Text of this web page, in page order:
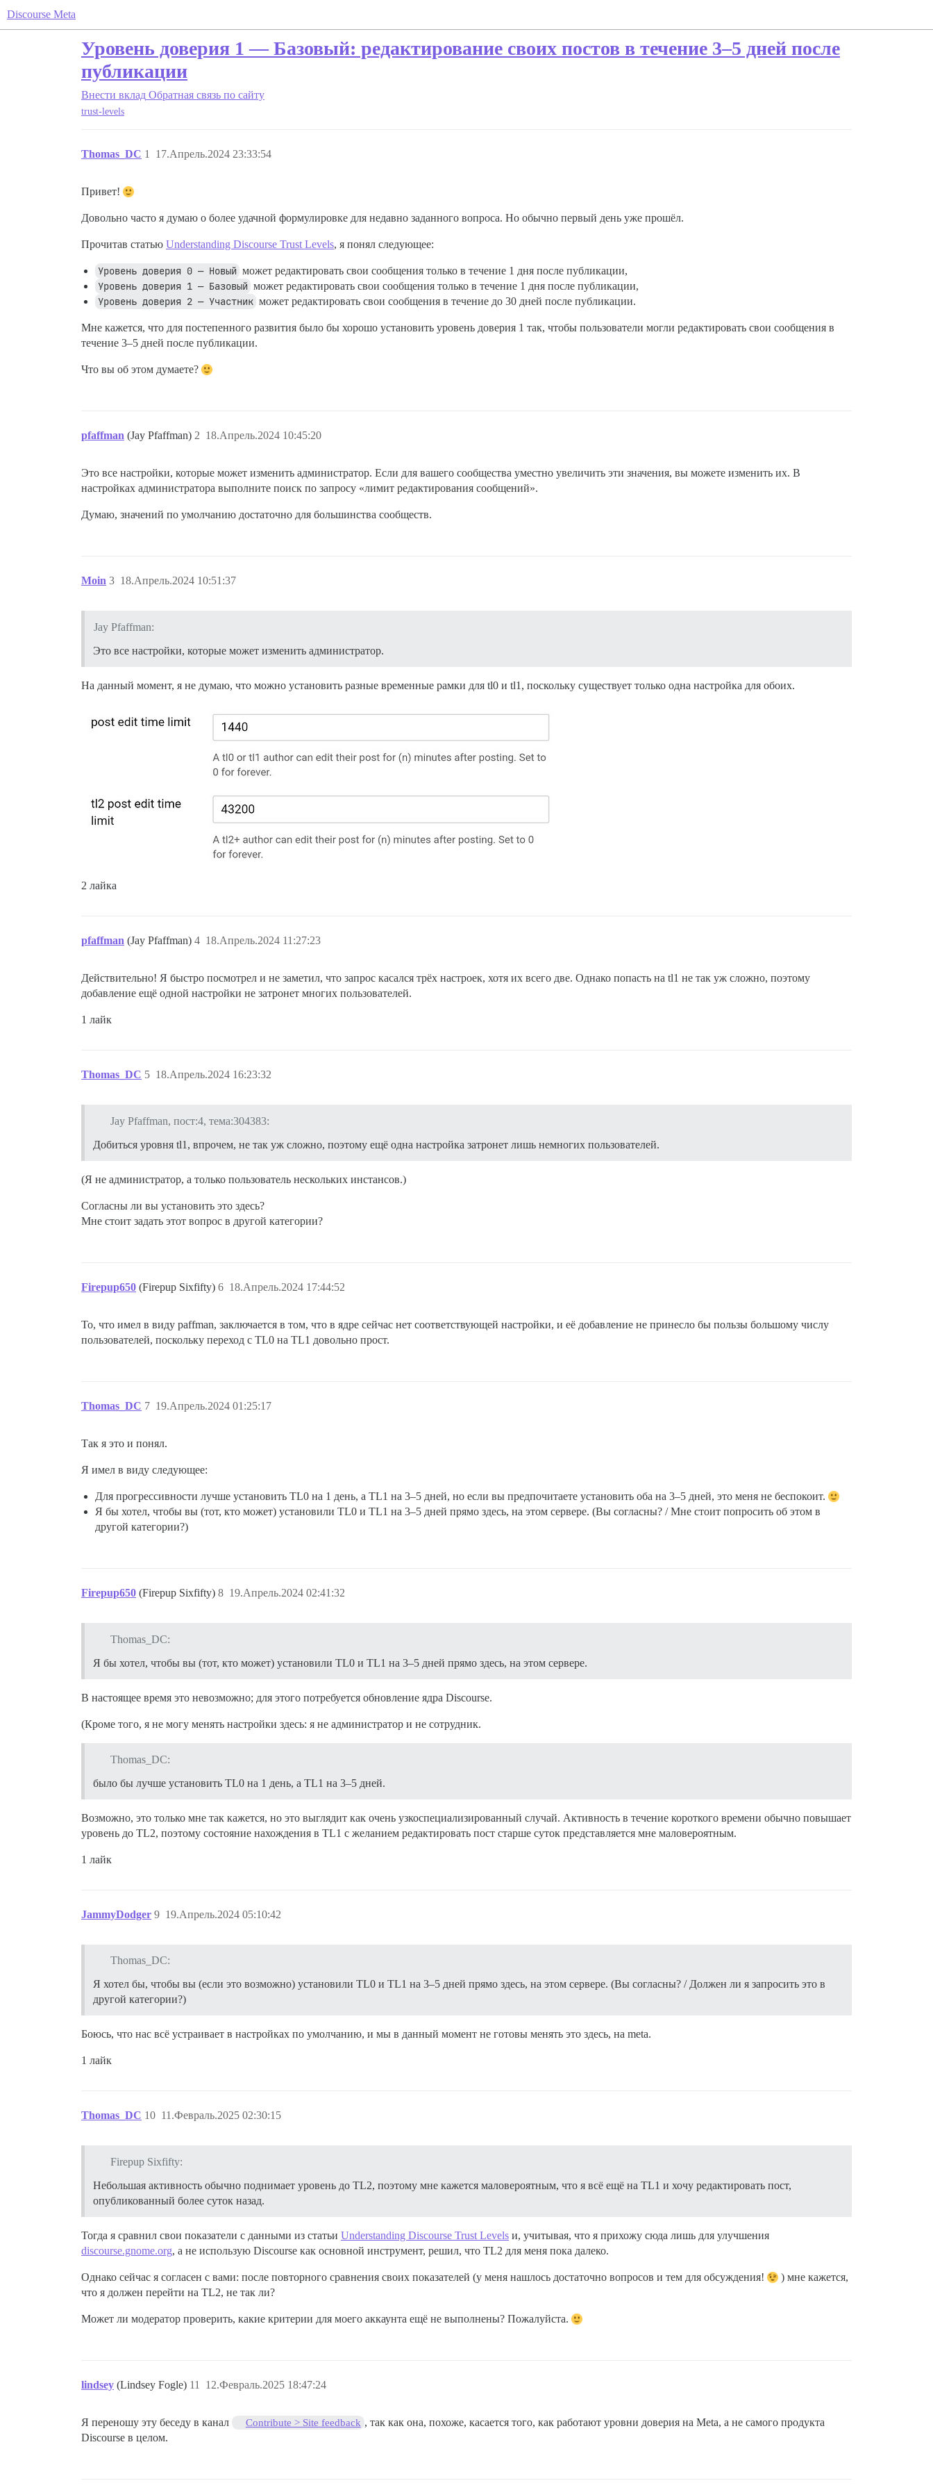
Discourse Meta
Уровень доверия 1 — Базовый: редактирование своих постов в течение 3–5 дней после
публикации
Внести вклад Обратная связь по сайту
trust-levels
Thomas_DC 17.Апрель.2024 23:33:54
1
Привет!
Довольно часто я думаю о более удачной формулировке для недавно заданного вопроса. Но обычно первый день уже прошёл.
Прочитав статью Understanding Discourse Trust Levels, я понял следующее:
Уровень доверия 0 — Новый может редактировать свои сообщения только в течение 1 дня после публикации,
Уровень доверия 1 — Базовый может редактировать свои сообщения только в течение 1 дня после публикации,
Уровень доверия 2 — Участник может редактировать свои сообщения в течение до 30 дней после публикации.
Мне кажется, что для постепенного развития было бы хорошо установить уровень доверия 1 так, чтобы пользователи могли редактировать свои сообщения в
течение 3–5 дней после публикации.
Что вы об этом думаете?
pfaffman (Jay Pfaffman) 18.Апрель.2024 10:45:20
2
Это все настройки, которые может изменить администратор. Если для вашего сообщества уместно увеличить эти значения, вы можете изменить их. В
настройках администратора выполните поиск по запросу «лимит редактирования сообщений».
Думаю, значений по умолчанию достаточно для большинства сообществ.
Moin 18.Апрель.2024 10:51:37
3
Jay Pfaffman:
Это все настройки, которые может изменить администратор.
На данный момент, я не думаю, что можно установить разные временные рамки для tl0 и tl1, поскольку существует только одна настройка для обоих.
2 лайка
pfaffman (Jay Pfaffman) 18.Апрель.2024 11:27:23
4
Действительно! Я быстро посмотрел и не заметил, что запрос касался трёх настроек, хотя их всего две. Однако попасть на tl1 не так уж сложно, поэтому
добавление ещё одной настройки не затронет многих пользователей.
1 лайк
Thomas_DC 18.Апрель.2024 16:23:32
5
Jay Pfaffman, пост:4, тема:304383:
Добиться уровня tl1, впрочем, не так уж сложно, поэтому ещё одна настройка затронет лишь немногих пользователей.
(Я не администратор, а только пользователь нескольких инстансов.)
Согласны ли вы установить это здесь?
Мне стоит задать этот вопрос в другой категории?
Firepup650 (Firepup Sixfifty) 18.Апрель.2024 17:44:52
6
То, что имел в виду paffman, заключается в том, что в ядре сейчас нет соответствующей настройки, и её добавление не принесло бы пользы большому числу
пользователей, поскольку переход с TL0 на TL1 довольно прост.
Thomas_DC 19.Апрель.2024 01:25:17
7
Так я это и понял.
Я имел в виду следующее:
Для прогрессивности лучше установить TL0 на 1 день, а TL1 на 3–5 дней, но если вы предпочитаете установить оба на 3–5 дней, это меня не беспокоит.
Я бы хотел, чтобы вы (тот, кто может) установили TL0 и TL1 на 3–5 дней прямо здесь, на этом сервере. (Вы согласны? / Мне стоит попросить об этом в
другой категории?)
Firepup650 (Firepup Sixfifty) 19.Апрель.2024 02:41:32
8
Thomas_DC:
Я бы хотел, чтобы вы (тот, кто может) установили TL0 и TL1 на 3–5 дней прямо здесь, на этом сервере.
В настоящее время это невозможно; для этого потребуется обновление ядра Discourse.
(Кроме того, я не могу менять настройки здесь: я не администратор и не сотрудник.
Thomas_DC:
было бы лучше установить TL0 на 1 день, а TL1 на 3–5 дней.
Возможно, это только мне так кажется, но это выглядит как очень узкоспециализированный случай. Активность в течение короткого времени обычно повышает
уровень до TL2, поэтому состояние нахождения в TL1 с желанием редактировать пост старше суток представляется мне маловероятным.
1 лайк
JammyDodger 19.Апрель.2024 05:10:42
9
Thomas_DC:
Я хотел бы, чтобы вы (если это возможно) установили TL0 и TL1 на 3–5 дней прямо здесь, на этом сервере. (Вы согласны? / Должен ли я запросить это в
другой категории?)
Боюсь, что нас всё устраивает в настройках по умолчанию, и мы в данный момент не готовы менять это здесь, на meta.
1 лайк
Thomas_DC 11.Февраль.2025 02:30:15
10
Firepup Sixfifty:
Небольшая активность обычно поднимает уровень до TL2, поэтому мне кажется маловероятным, что я всё ещё на TL1 и хочу редактировать пост,
опубликованный более суток назад.
Тогда я сравнил свои показатели с данными из статьи Understanding Discourse Trust Levels и, учитывая, что я прихожу сюда лишь для улучшения
discourse.gnome.org, а не использую Discourse как основной инструмент, решил, что TL2 для меня пока далеко.
Однако сейчас я согласен с вами: после повторного сравнения своих показателей (у меня нашлось достаточно вопросов и тем для обсуждения!
) мне кажется,
что я должен перейти на TL2, не так ли?
Может ли модератор проверить, какие критерии для моего аккаунта ещё не выполнены? Пожалуйста.
lindsey (Lindsey Fogle) 12.Февраль.2025 18:47:24
11
Я переношу эту беседу в канал Contribute > Site feedback , так как она, похоже, касается того, как работают уровни доверия на Meta, а не самого продукта
Discourse в целом.